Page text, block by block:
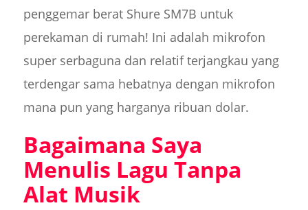
penggemar berat Shure SM7B untuk
perekaman di rumah! Ini adalah mikrofon
super serbaguna dan relatif terjangkau yang
terdengar sama hebatnya dengan mikrofon
mana pun yang harganya ribuan dolar.
Bagaimana Saya
Menulis Lagu Tanpa
Alat Musik